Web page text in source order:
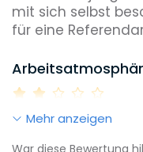
mit sich selbst
für eine
Mehr anzeigen